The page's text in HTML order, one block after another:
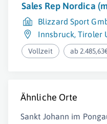
Sales Rep Nordica
Blizzard Sport
Innsbruck,Tiroler
Vollzeit ab
Ähnliche Orte
Sankt Johann im